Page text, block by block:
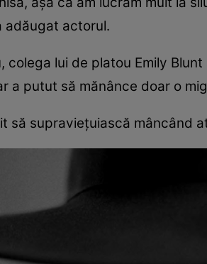
adăugat actorul.
colega lui de platou Emily
a putut să mănânce doar o
să supraviețuiască mâncând